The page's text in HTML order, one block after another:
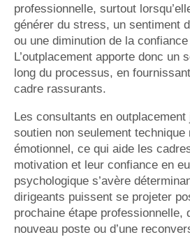
professionnelle, surtout
générer du stress, un sentiment
ou une diminution de la
L’outplacement apporte donc un
long du processus, en
cadre rassurants.
Les consultants en outplacement
soutien non seulement technique
émotionnel, ce qui aide les
motivation et leur confiance en
psychologique s’avère
dirigeants puissent se projeter
prochaine étape professionnelle,
nouveau poste ou d’une